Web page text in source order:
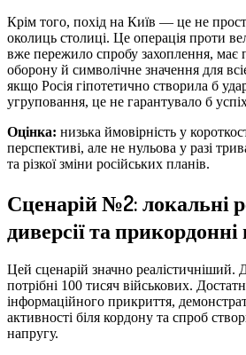
Крім того, похід на Київ — це не
околиць столиці. Це операція проти
вже пережило спробу захоплення, має
оборону й символічне значення для
якщо Росія гіпотетично створила б
угруповання, це не гарантувало б
Оцінка: низька ймовірність у
перспективі, але не нульова у разі
та різкої зміни російських планів.
Сценарій №2: локальні
диверсії та прикордонні
Цей сценарій значно реалістичніший.
потрібні 100 тисяч військових.
інформаційного прикриття,
активності біля кордону та спроб
напругу.